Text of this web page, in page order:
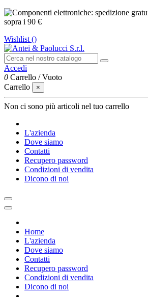
sopra i 90 €
Wishlist ()
Accedi
0 Carrello /Vuoto
Carrello
×
Non ci sono più articoli nel tuo carrello
L'azienda
Dove siamo
Contatti
Recupero password
Condizioni di vendita
Dicono di noi
Home
L'azienda
Dove siamo
Contatti
Recupero password
Condizioni di vendita
Dicono di noi